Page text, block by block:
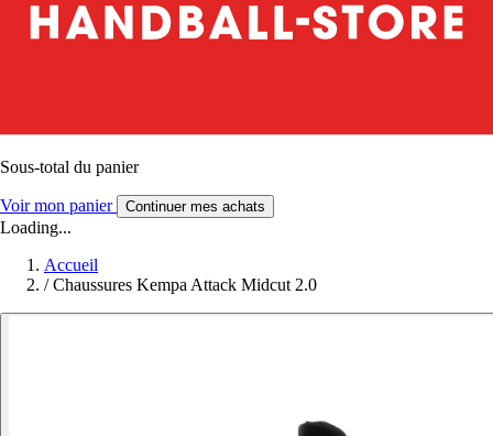
Sous-total du panier
Voir mon panier Continuer mes achats
Loading...
Accueil
/ Chaussures Kempa Attack Midcut 2.0